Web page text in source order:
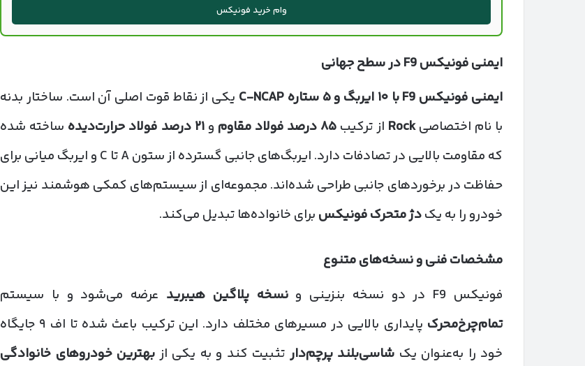
وام خرید فونیکس
ایمنی فونیکس
در سطح جهانی
ایمنی فونیکس
با۱۰ ایربگ و۵ ستاره
یکی از نقاط قوت اصلی آن است. ساختار بدنه
با نام اختصاصیRock از ترکیب ۸۵ درصد فولاد مقاوم و۲۱ درصد فولاد حرارت‌دیده ساخته شده
که مقاومت بالایی در تصادفات دارد. ایربگ‌های جانبی گسترده از ستون A تا C و ایربگ میانی برای
حفاظت در برخوردهای جانبی طراحی شده‌اند. مجموعه‌ای از سیستم‌های کمکی هوشمند نیز این
خودرو را به یکدژ متحرک فونیکس برای خانواده‌ها تبدیل می‌کند.
مشخصات فنی و نسخه‌های متنوع
فونیکس F9 در دو نسخه بنزینی و
نسخه پلاگین هیبرید عرضه می‌شود و با سیستم
تمام‌چرخ‌محرک
پایداری بالایی در مسیرهای مختلف دارد. این ترکیب باعث شده تا اف ۹ جایگاه
خود را به‌عنوان یک شاسی‌بلند پرچم‌دار تثبیت کند و به یکی از بهترین خودروهای خانوادگی